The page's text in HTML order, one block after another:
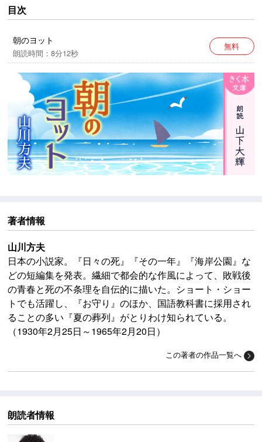
していた。鴎は、まるでどこまでも離れない決心をし
たもののように、そのヨットと方向と速度を一つにし
て、朝空を動くかなりの風の中を翔びつづけた。
※本作品中には、今日からすると不適切な表現が見られ
ますが、作品の時代背景と著者の意図を尊重し、その
ままの形で配信いたします。
目次
朝のヨット
朗読時間：8分12秒
無料
著者情報
山川方夫
日本の小説家。『日々の死』『その一年』『海岸公園』な
どの短編集を発表。繊細で都会的な作風によって、敗戦後
の青春と死の不条理を自伝的に描いた。ショート・ショー
トでも活躍し、『お守り』のほか、国語教科書に採用され
ることの多い『夏の葬列』がとりわけ知られている。
（1930年2月25日～1965年2月20日）
この著者の作品一覧へ
朗読者情報